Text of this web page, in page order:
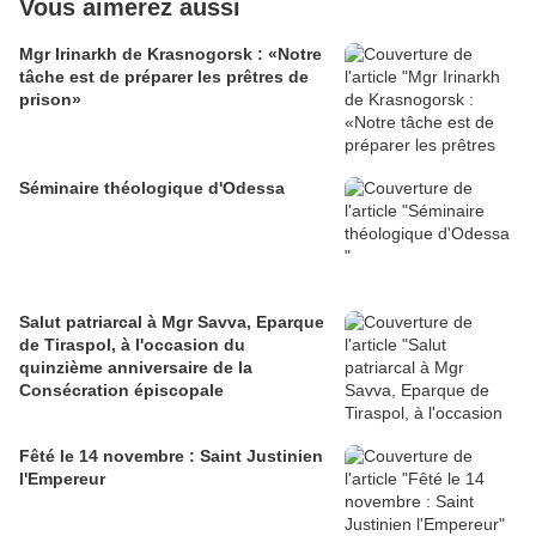
Vous aimerez aussi
Mgr Irinarkh de Krasnogorsk : «Notre
tâche est de préparer les prêtres de
prison»
Séminaire théologique d'Odessa
Salut patriarcal à Mgr Savva, Eparque
de Tiraspol, à l'occasion du
quinzième anniversaire de la
Consécration épiscopale
Fêté le 14 novembre : Saint Justinien
l'Empereur